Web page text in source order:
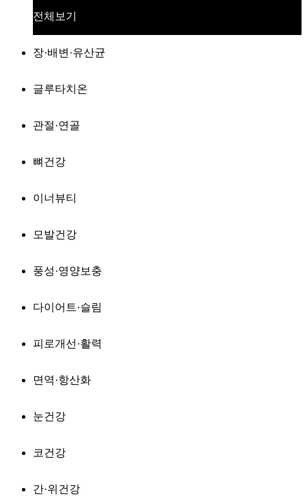
전체보기
장·배변·유산균
글루타치온
관절·연골
뼈건강
이너뷰티
모발건강
풍성·영양보충
다이어트·슬림
피로개선·활력
면역·항산화
눈건강
코건강
간·위건강